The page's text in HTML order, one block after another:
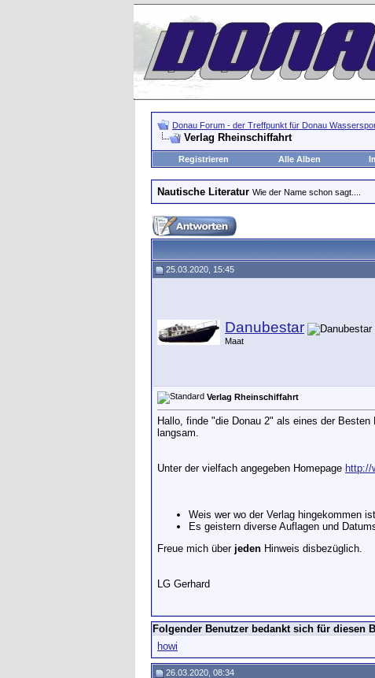
Donau Forum - der Treffpunkt für Donau
Verlag Rheinschiffahrt
Registrieren
Alle Alben
Nautische Literatur Wie der Name schon sagt....
25.03.2020, 15:45
Danubestar
Maat
Verlag Rheinschiffahrt
Hallo, finde "die Donau 2" als eines der
langsam.
Unter der vielfach angegeben Homepage http://
Weis wer wo der Verlag hingekommen
Es geistern diverse Auflagen und
Freue mich über jeden Hinweis disbezüglich.
LG Gerhard
Folgender Benutzer bedankt sich für diesen
howi
26.03.2020, 08:34